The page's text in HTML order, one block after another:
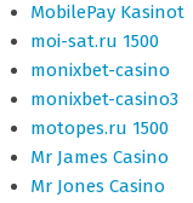
MobilePay Kasinot
moi-sat.ru 1500
monixbet-casino
monixbet-casino3
motopes.ru 1500
Mr James Casino
Mr Jones Casino